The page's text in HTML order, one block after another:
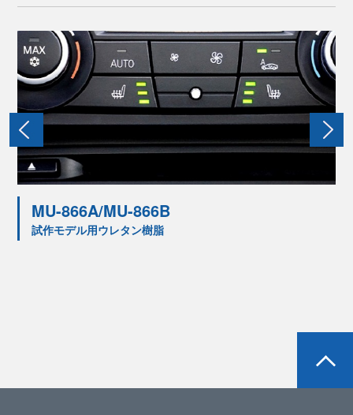
MU-866A/MU-866B
試作モデル用ウレタン樹脂